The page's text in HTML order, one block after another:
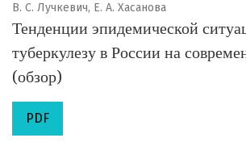
В. С. Лучкевич, Е. А. Хасанова
Тенденции эпидемической
туберкулезу в России на
(обзор)
PDF